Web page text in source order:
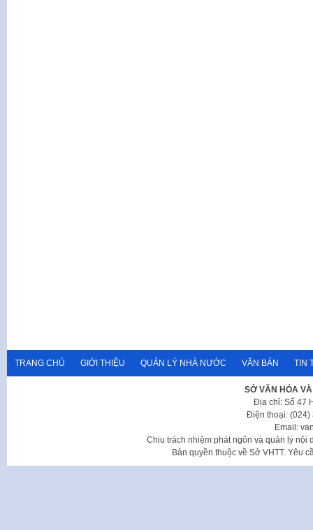
TRANG CHỦ GIỚI THIỆU QUẢN LÝ NHÀ NƯỚC VĂN BẢN TIN
SỞ VĂN HÓA
Địa chỉ: Số 47
Điện thoại: (024)
Email:
Chịu trách nhiệm phát ngôn và quản lý nội
Bản quyền thuộc về Sở VHTT. Yêu